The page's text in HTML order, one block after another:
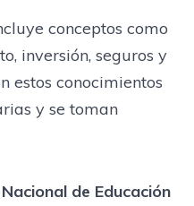
conceptos como
inversión, seguros y
estos conocimientos
y se toman
de Educación